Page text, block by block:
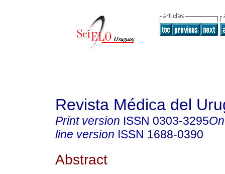
Revista Médica del
Print version ISSN 0303-3295
line version ISSN 1688-0390
Abstract